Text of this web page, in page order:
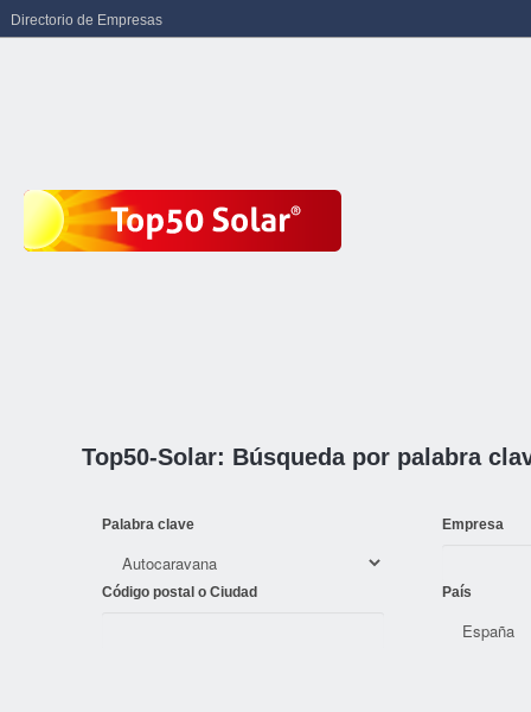
Top50-Solar: Búsqueda por palabra
Palabra clave Empresa
Código postal o Ciudad País
Directorio de Empresas